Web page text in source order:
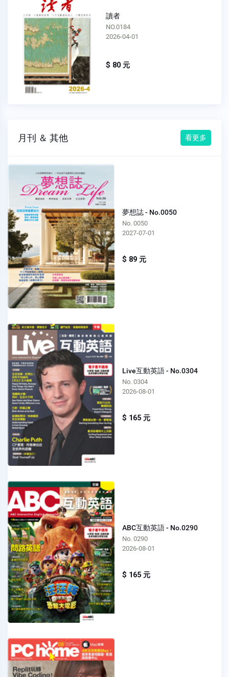
讀者
NO.0184
2026-04-01
$ 80 元
月刊 ＆ 其他 看更多
夢想誌 - No.0050
No. 0050
2027-07-01
$ 89 元
Live互動英語 - No.0304
No. 0304
2026-08-01
$ 165 元
ABC互動英語 - No.0290
No. 0290
2026-08-01
$ 165 元